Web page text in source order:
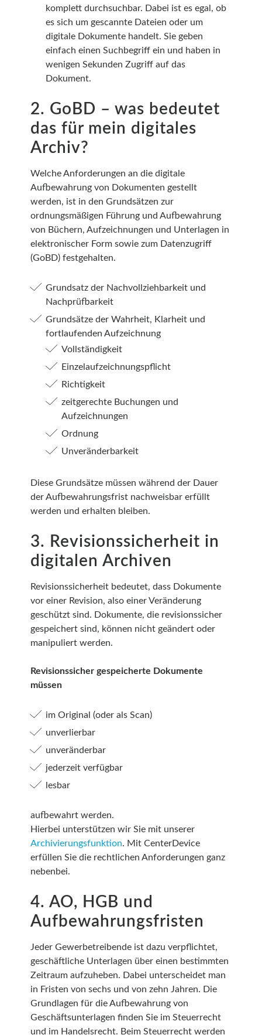
komplett durchsuchbar. Dabei ist es egal, ob
es sich um gescannte Dateien oder um
digitale Dokumente handelt. Sie geben
einfach einen Suchbegriff ein und haben in
wenigen Sekunden Zugriff auf das
Dokument.
2. GoBD – was bedeutet
das für mein digitales
Archiv?
Welche Anforderungen an die digitale
Aufbewahrung von Dokumenten gestellt
werden, ist in den Grundsätzen zur
ordnungsmäßigen Führung und Aufbewahrung
von Büchern, Aufzeichnungen und Unterlagen in
elektronischer Form sowie zum Datenzugriff
(GoBD) festgehalten.
Grundsatz der Nachvollziehbarkeit und
Nachprüfbarkeit
Grundsätze der Wahrheit, Klarheit und
fortlaufenden Aufzeichnung
Vollständigkeit
Einzelaufzeichnungspflicht
Richtigkeit
zeitgerechte Buchungen und
Aufzeichnungen
Ordnung
Unveränderbarkeit
Diese Grundsätze müssen während der Dauer
der Aufbewahrungsfrist nachweisbar erfüllt
werden und erhalten bleiben.
3. Revisionssicherheit in
digitalen Archiven
Revisionssicherheit bedeutet, dass Dokumente
vor einer Revision, also einer Veränderung
geschützt sind. Dokumente, die revisionssicher
gespeichert sind, können nicht geändert oder
manipuliert werden.
Revisionssicher gespeicherte Dokumente
müssen
im Original (oder als Scan)
unverlierbar
unveränderbar
jederzeit verfügbar
lesbar
aufbewahrt werden.
Hierbei unterstützen wir Sie mit unserer
Archivierungsfunktion. Mit CenterDevice
erfüllen Sie die rechtlichen Anforderungen ganz
nebenbei.
4. AO, HGB und
Aufbewahrungsfristen
Jeder Gewerbetreibende ist dazu verpflichtet,
geschäftliche Unterlagen über einen bestimmten
Zeitraum aufzuheben. Dabei unterscheidet man
in Fristen von sechs und von zehn Jahren. Die
Grundlagen für die Aufbewahrung von
Geschäftsunterlagen finden Sie im Steuerrecht
und im Handelsrecht. Beim Steuerrecht werden